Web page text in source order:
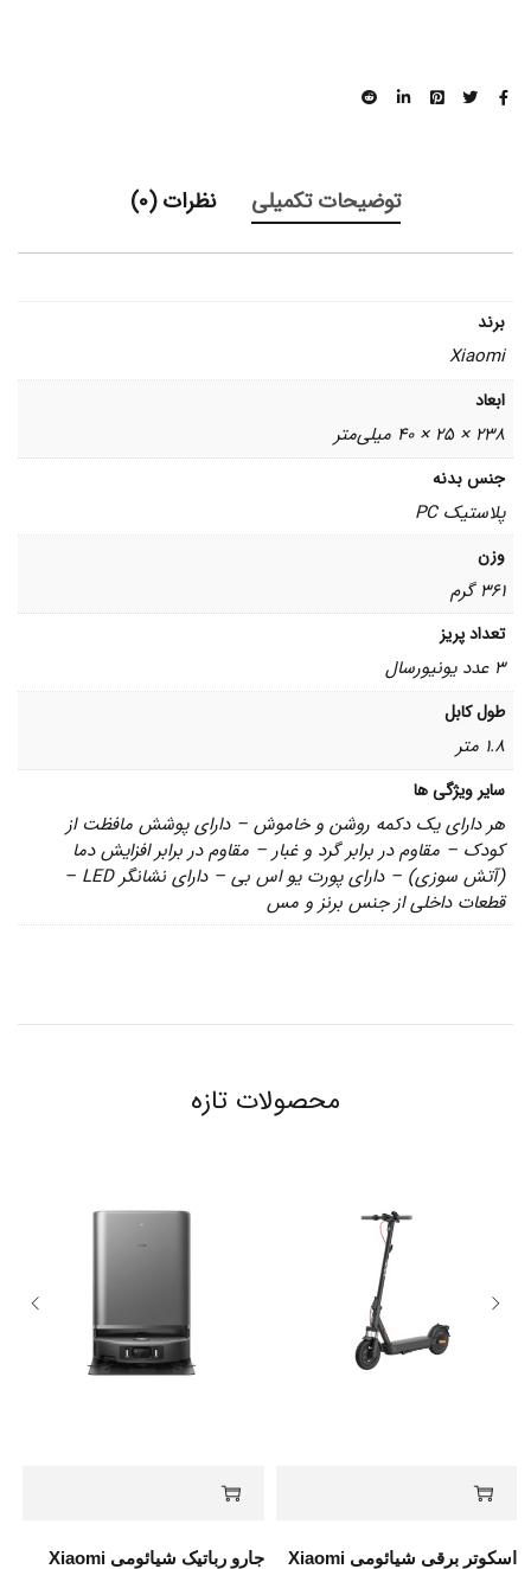
توضیحات تکمیلی نظرات (0)
برند
Xiaomi
ابعاد
238 × 25 × 40 میلی‌متر
جنس بدنه
پلاستیک PC
وزن
361 گرم
تعداد پریز
3 عدد یونیورسال
طول کابل
1.8 متر
سایر ویژگی ها
هر دارای یک دکمه روشن و خاموش – دارای پوشش مافظت از
کودک – مقاوم در برابر گرد و غبار – مقاوم در برابر افزایش دما
(آتش سوزی) – دارای پورت یو اس بی – دارای نشانگر LED –
قطعات داخلی از جنس برنز و مس
محصولات تازه
اسکوتر برقی شیائومی Xiaomi
جارو رباتیک شیائومی Xiaomi